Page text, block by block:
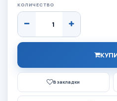
КОЛИЧЕСТВО
В закладки